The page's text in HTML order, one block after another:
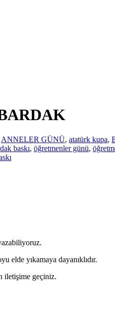
ANNELER GÜNÜ, atatürk kupa,
baskı, öğretmenler günü,
elde yıkamaya dayanıklıdır.
iletişime geçiniz.